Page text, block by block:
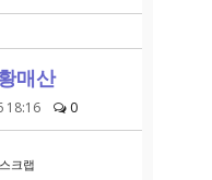
매산
18:16 0
스크랩